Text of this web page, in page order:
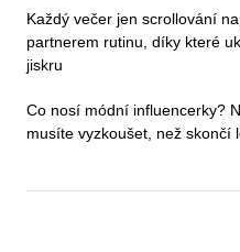
Každý večer jen scrollování
partnerem rutinu, díky které
jiskru
Co nosí módní influencerky?
musíte vyzkoušet, než skončí